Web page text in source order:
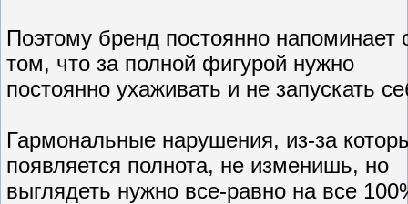
Поэтому бренд постоянно напоминает
том, что за полной фигурой нужно
постоянно ухаживать и не запускать
Гармональные нарушения, из-за
появляется полнота, не изменишь, но
выглядеть нужно все-равно на все